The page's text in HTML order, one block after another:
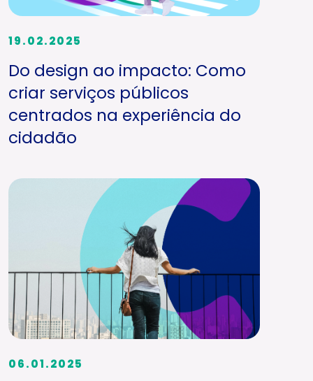
19.02.2025
Do design ao impacto: Como
criar serviços públicos
centrados na experiência do
cidadão
06.01.2025